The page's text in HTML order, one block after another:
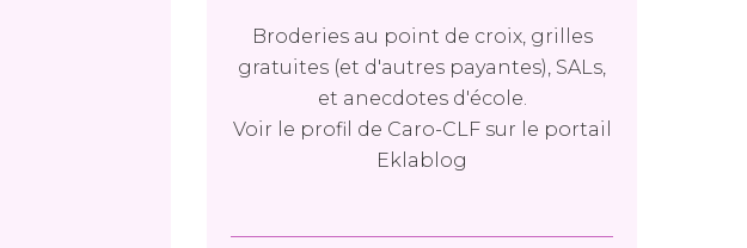
Broderies au point de croix, grilles
gratuites (et d'autres payantes), SALs,
et anecdotes d'école.
Voir le profil de Caro-CLFsur le portail
Eklablog